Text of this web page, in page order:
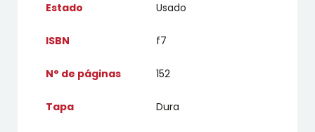
Estado Usado
ISBN f7
N° de páginas 152
Tapa Dura